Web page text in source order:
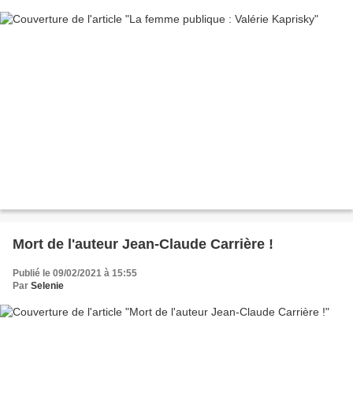
Mort de l'auteur Jean-Claude Carrière !
Publié le 09/02/2021 à 15:55
Par Selenie